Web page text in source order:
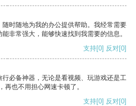
时随地为我的办公提供帮助。我经常需要
非常强大，能够快速找到我需要的信息。
支持[0] 反对[0]
必备神器，无论是看视频、玩游戏还是工
再也不用担心网速卡顿了。
支持[0] 反对[0]